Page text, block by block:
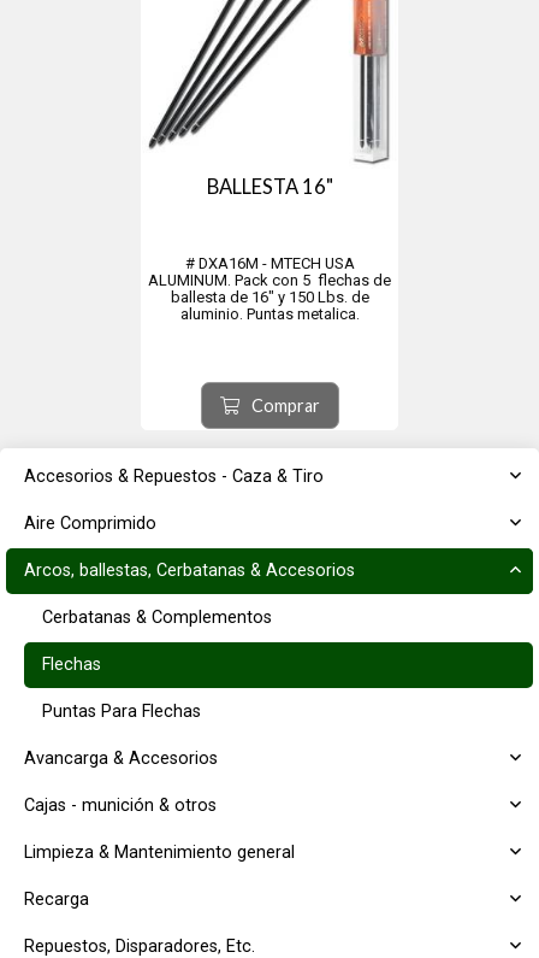
Accesorios & Repuestos - Caza & Tiro
Aire Comprimido
Arcos, ballestas, Cerbatanas & Accesorios
Cerbatanas & Complementos
Flechas
Puntas Para Flechas
Avancarga & Accesorios
Cajas - munición & otros
Limpieza & Mantenimiento general
Recarga
Repuestos, Disparadores, Etc.
BALLESTA 16"
# DXA16M - MTECH USA
ALUMINUM. Pack con 5 flechas de
ballesta de 16" y 150 Lbs. de
aluminio. Puntas metalica.
Comprar